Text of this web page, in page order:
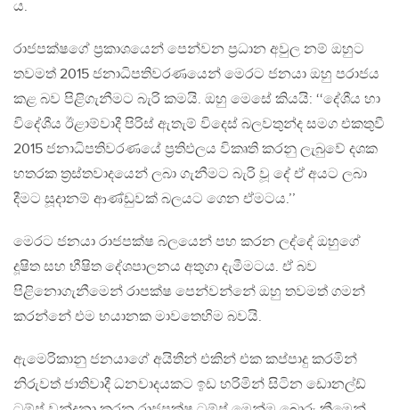
ය‍.
රාජපක්ෂගේ ප්‍රකාශයෙන් පෙන්වන ප්‍රධාන අවුල නම් ඔහුට
තවමත් 2015 ජනාධිපතිවරණයෙන් මෙරට ජනයා ඔහු පරාජය
කළ බව පිළිගැනීමට බැරි කමයි. ඔහු මෙසේ කියයි: ‘‘දේශීය හා
විදේශීය ඊළාම්වාදී පිරිස්‌ ඇතැම් විදෙස්‌ බලවතුන්ද සමග එකතුවී
2015 ජනාධිපතිවරණයේ ප්‍රතිඵලය විකෘති කරනු ලැබුවේ දශක
හතරක ත්‍රස්‌තවාදයෙන් ලබා ගැනීමට බැරි වූ දේ ඒ අයට ලබා
දීමට සූදානම් ආණ්‌ඩුවක්‌ බලයට ගෙන ඒමටය.’’
මෙරට ජනයා රාජපක්ෂ බලයෙන් පහ කරන ලද්දේ ඔහුගේ
දූෂිත සහ භීෂිත දේශපාලනය අතුගා දැමීමටය. ඒ බව
පිළිනොගැනීමෙන් රාපක්ෂ පෙන්වන්නේ ඔහු තවමත් ගමන්
කරන්නේ එම භයානක මාවතෙහිම බවයි.
ඇමෙරිකානු ජනයාගේ අයිතීන් එකින් එක කප්පාදු කරමින්
නිරුවත් ජාතිවාදී ධනවාදයකට ඉඩ හරිමින් සිටින ඩොනල්ඩ්